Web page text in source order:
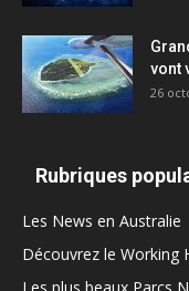
vont
26
Rubriques
Les News en Australie
Découvrez le Working